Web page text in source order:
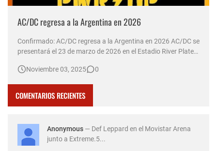
AC/DC regresa a la Argentina en 2026
Confirmado: AC/DC regresa a la Argentina en 2026 AC/DC se
presentará el 23 de marzo de 2026 en el Estadio River Plate
Tour". Las entradas saldrán a la venta el 7 de noviembre a
Noviembre 03, 2025 0
COMENTARIOS RECIENTES
Anonymous — Def Leppard en el Movistar Arena
junto a Extreme.5...